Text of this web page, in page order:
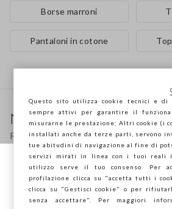
Borse marroni
Pantaloni in cotone
Newsletter
Ricevi informazioni su nuovi drop,
promozioni. Per te -10% di sconto.
Stai navigando su STEFANEL
salvare la tua posizione?
Questo sito utilizza cookie tecnici e di
sempre attivi per garantire il
misurarne le prestazione; Altri cookie (i
installati anche da terze parti, servono
tue abitudini di navigazione al fine di
servizi mirati in linea con i tuoi reali
utilizzo serve il tuo consenso. Per
profilazione clicca su "accetta tutti i
clicca su "Gestisci cookie" o per
senza accettare". Per maggiori